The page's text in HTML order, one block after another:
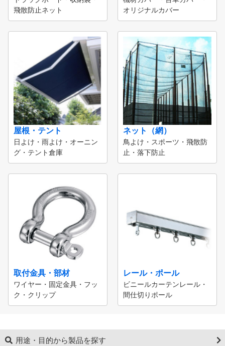
飛散防止ネット
オリジナルカバー
屋根・テント
日よけ・雨よけ・オーニン
グ・テント倉庫
ネット（網）
鳥よけ・スポーツ・飛散防
止・落下防止
取付金具・部材
ワイヤー・固定金具・フッ
ク・クリップ
レール・ポール
ビニールカーテンレール・
間仕切りポール
用途・目的から製品を探す